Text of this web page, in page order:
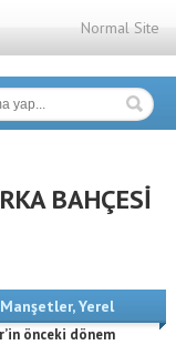
Normal Site
BAHÇESİ
,Yerel
önceki dönem